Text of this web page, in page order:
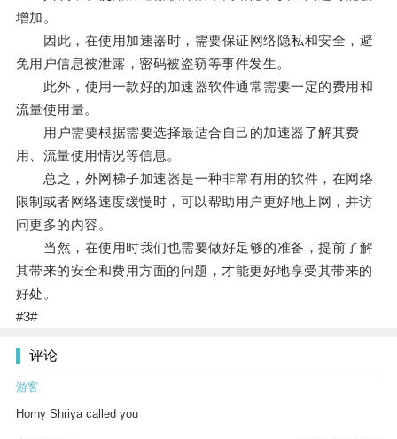
增加。
因此，在使用加速器时，需要保证网络隐私和安全，避
免用户信息被泄露，密码被盗窃等事件发生。
此外，使用一款好的加速器软件通常需要一定的费用和
流量使用量。
用户需要根据需要选择最适合自己的加速器了解其费
用、流量使用情况等信息。
总之，外网梯子加速器是一种非常有用的软件，在网络
限制或者网络速度缓慢时，可以帮助用户更好地上网，并访
问更多的内容。
当然，在使用时我们也需要做好足够的准备，提前了解
其带来的安全和费用方面的问题，才能更好地享受其带来的
好处。
#3#
评论
游客
Horny Shriya called you